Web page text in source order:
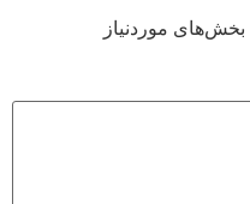
بخش‌های موردنیاز